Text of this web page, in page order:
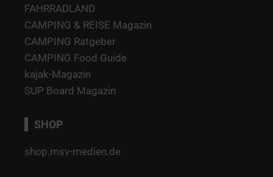
FAHRRADLAND
CAMPING & REISE Magazin
CAMPING Ratgeber
CAMPING Food Guide
kajak-Magazin
SUP Board Magazin
SHOP
shop.msv-medien.de